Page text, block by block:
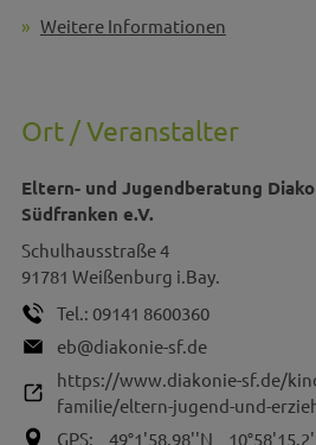
Weitere Informationen
Ort / Veranstalter
Eltern- und Jugendberatung
Südfranken e.V.
Schulhausstraße 4
91781 Weißenburg i.Bay.
Tel.: 09141 8600360
eb@diakonie-sf.de
https://www.diakonie-sf.de/
familie/eltern-jugend-und-
GPS:
49°1'58.98''N